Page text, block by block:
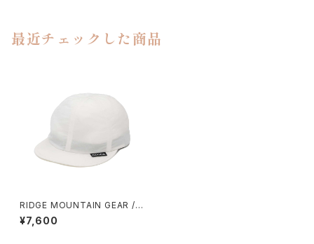
最近チェックした商品
RIDGE MOUNTAIN GEAR / B
ASIC CAP（2026）
¥7,600